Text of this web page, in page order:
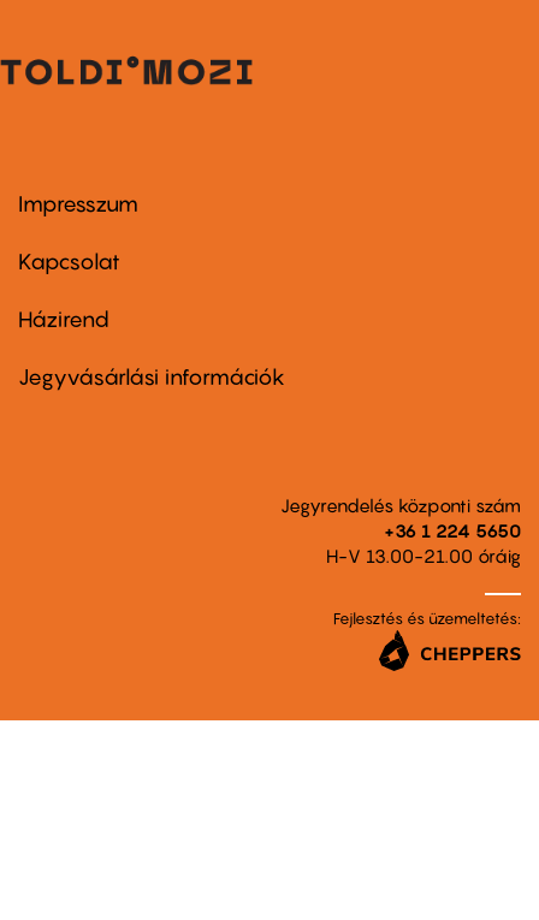
Footer
first
Impresszum
Kapcsolat
Footer
second
Házirend
Jegyvásárlási információk
Jegyrendelés központi szám
+36 1 224 5650
H-V 13.00-21.00 óráig
Fejlesztés és üzemeltetés: